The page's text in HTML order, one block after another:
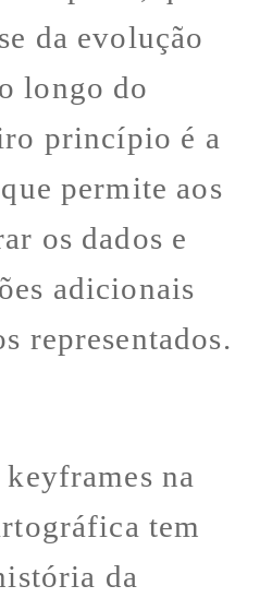
da evolução
longo do
princípio é a
permite aos
os dados e
adicionais
representados.
na
tem
da